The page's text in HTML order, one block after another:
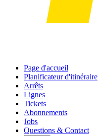
Page d'accueil
Planificateur d'itinéraire
Arrêts
Lignes
Tickets
Abonnements
Jobs
Questions & Contact